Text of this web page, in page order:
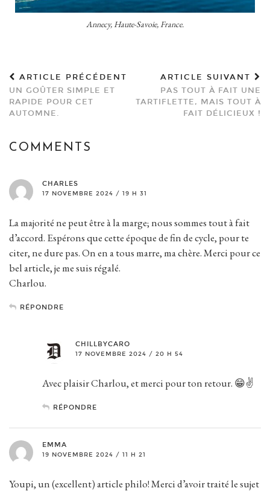
Annecy, Haute-Savoie, France.
ARTICLE PRÉCÉDENT
UN GOÛTER SIMPLE ET
RAPIDE POUR CET
AUTOMNE.
ARTICLE SUIVANT
PAS TOUT À FAIT UNE
TARTIFLETTE, MAIS TOUT À
FAIT DÉLICIEUX !
COMMENTS
CHARLES
17 NOVEMBRE 2024 / 19 H 31
La majorité ne peut être à la marge; nous sommes tout à fait
d’accord. Espérons que cette époque de fin de cycle, pour te
citer, ne dure pas. On en a tous marre, ma chère. Merci pour ce
bel article, je me suis régalé.
Charlou.
RÉPONDRE
CHILLBYCARO
17 NOVEMBRE 2024 / 20 H 54
Avec plaisir Charlou, et merci pour ton retour. 😁✌️
RÉPONDRE
EMMA
19 NOVEMBRE 2024 / 11 H 21
Youpi, un (excellent) article philo! Merci d’avoir traité le sujet